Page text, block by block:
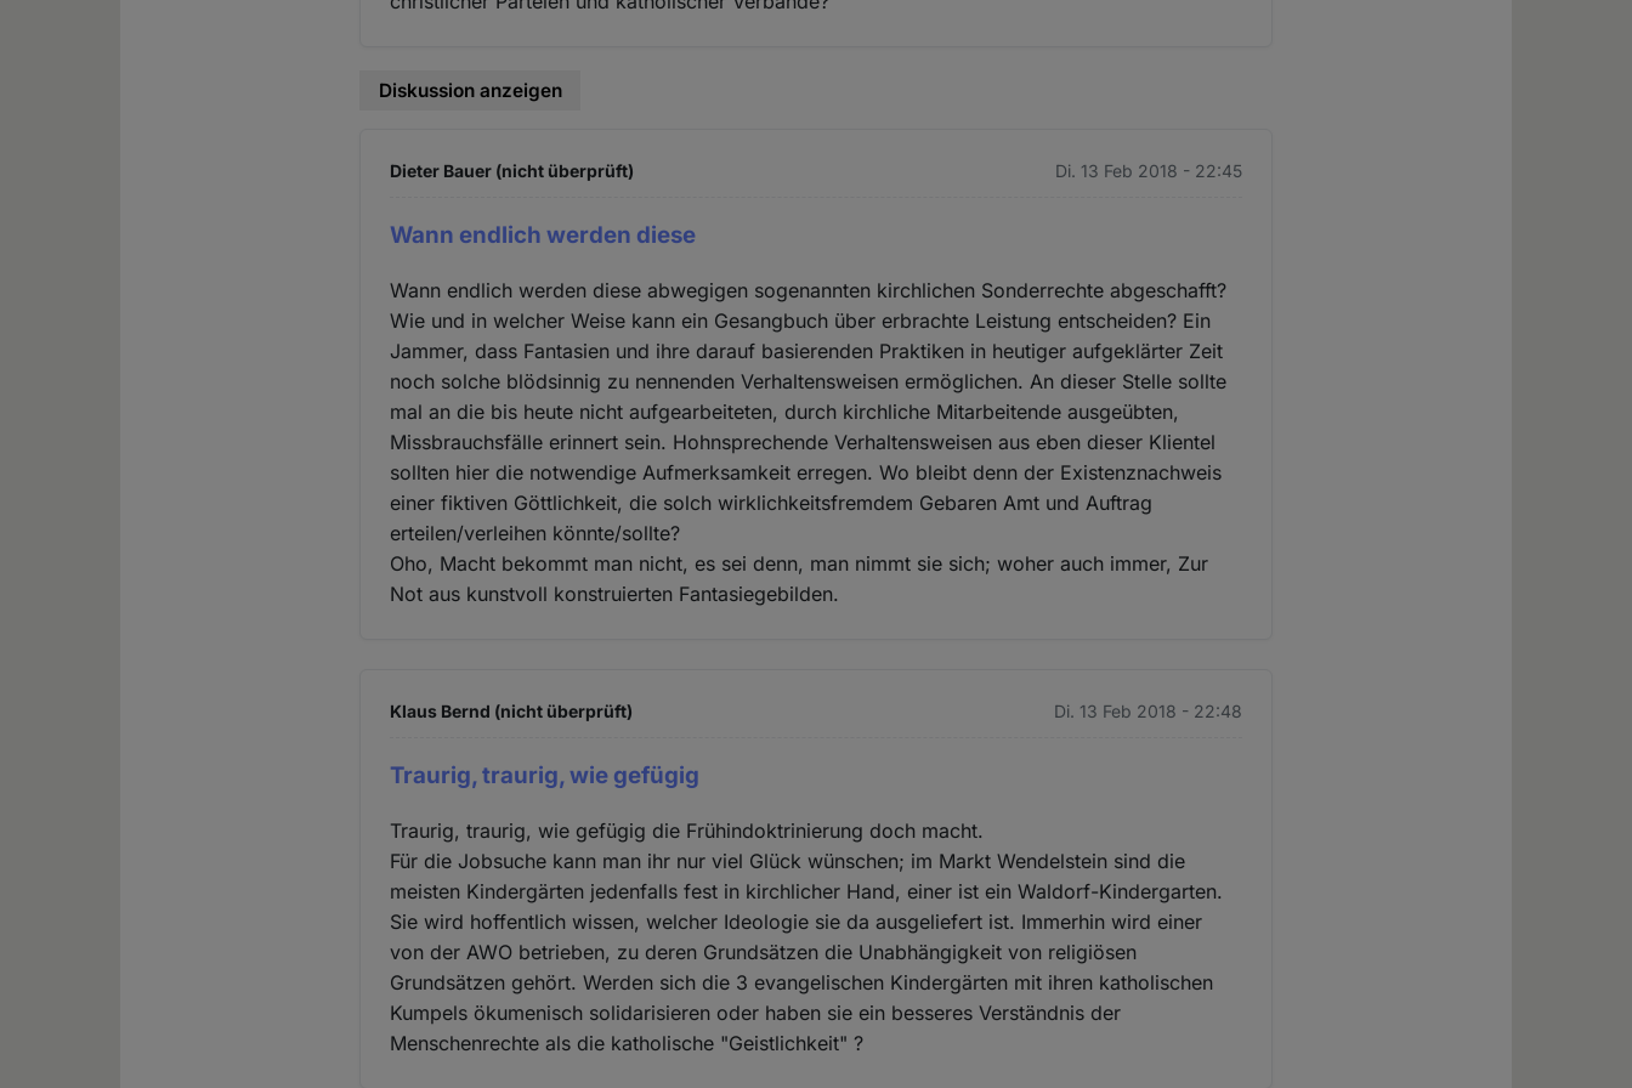
Diskussion anzeigen
Dieter Bauer (nicht überprüft) Di. 13 Feb 2018 - 22:45
Wann endlich werden diese
Wann endlich werden diese abwegigen sogenannten kirchlichen Sonderrechte abgeschafft?
Wie und in welcher Weise kann ein Gesangbuch über erbrachte Leistung entscheiden? Ein
Jammer, dass Fantasien und ihre darauf basierenden Praktiken in heutiger aufgeklärter Zeit
noch solche blödsinnig zu nennenden Verhaltensweisen ermöglichen. An dieser Stelle sollte
mal an die bis heute nicht aufgearbeiteten, durch kirchliche Mitarbeitende ausgeübten,
Missbrauchsfälle erinnert sein. Hohnsprechende Verhaltensweisen aus eben dieser Klientel
sollten hier die notwendige Aufmerksamkeit erregen. Wo bleibt denn der Existenznachweis
einer fiktiven Göttlichkeit, die solch wirklichkeitsfremdem Gebaren Amt und Auftrag
erteilen/verleihen könnte/sollte?
Oho, Macht bekommt man nicht, es sei denn, man nimmt sie sich; woher auch immer, Zur
Not aus kunstvoll konstruierten Fantasiegebilden.
Klaus Bernd (nicht überprüft) Di. 13 Feb 2018 - 22:48
Traurig, traurig, wie gefügig
Traurig, traurig, wie gefügig die Frühindoktrinierung doch macht.
Für die Jobsuche kann man ihr nur viel Glück wünschen; im Markt Wendelstein sind die
meisten Kindergärten jedenfalls fest in kirchlicher Hand, einer ist ein Waldorf-Kindergarten.
Sie wird hoffentlich wissen, welcher Ideologie sie da ausgeliefert ist. Immerhin wird einer
von der AWO betrieben, zu deren Grundsätzen die Unabhängigkeit von religiösen
Grundsätzen gehört. Werden sich die 3 evangelischen Kindergärten mit ihren katholischen
Kumpels ökumenisch solidarisieren oder haben sie ein besseres Verständnis der
Menschenrechte als die katholische "Geistlichkeit" ?